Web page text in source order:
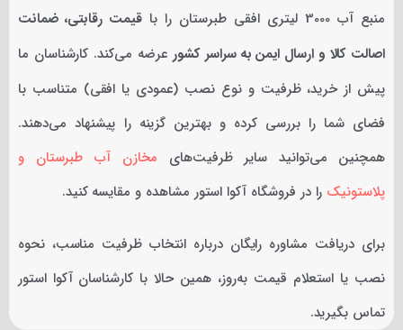
منبع آب 3000 لیتری افقی طبرستان را با
قیمت رقابتی، ضمانت
اصالت کالا و ارسال ایمن به سراسر کشورعرضه می‌کند. کارشناسان ما
پیش از خرید، ظرفیت و نوع نصب (عمودی یا افقی) متناسب با
فضای شما را بررسی کرده و بهترین گزینه را پیشنهاد می‌دهند.
همچنین می‌توانید سایر ظرفیت‌های مخازن آب طبرستان و
پلاستونیک را در فروشگاه آکوا استور مشاهده و مقایسه کنید.
برای دریافت مشاوره رایگان درباره انتخاب ظرفیت مناسب، نحوه
نصب یا استعلام قیمت به‌روز، همین حالا با کارشناسان آکوا استور
تماس بگیرید.